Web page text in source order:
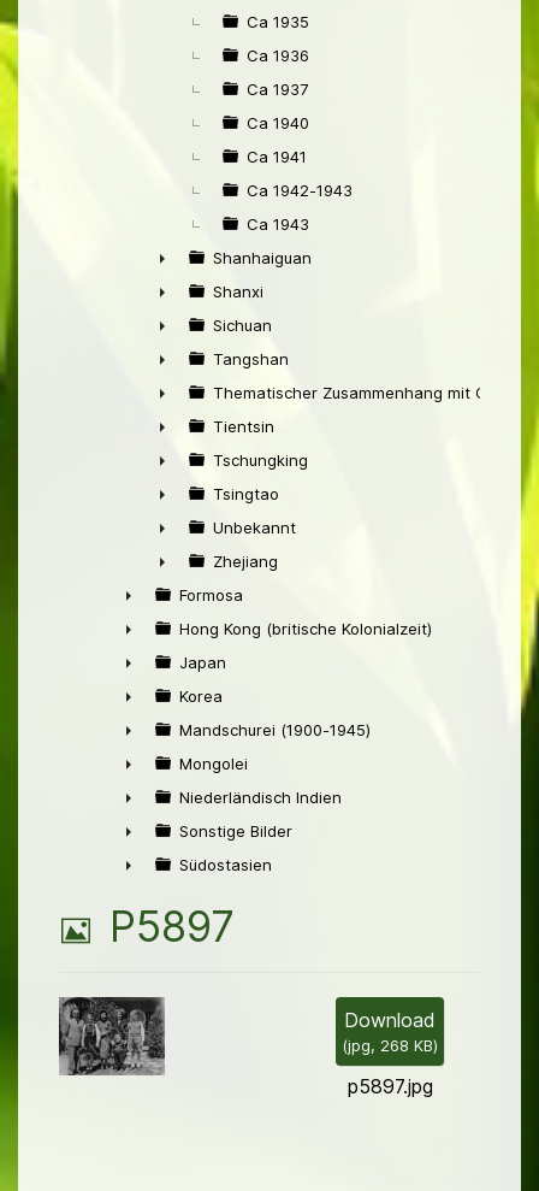
Ca 1935
Ca 1936
Ca 1937
Ca 1940
Ca 1941
Ca 1942-1943
Ca 1943
►
Shanhaiguan
►
Shanxi
►
Sichuan
►
Tangshan
►
Thematischer Zusammenhang mit China
►
Tientsin
►
Tschungking
►
Tsingtao
►
Unbekannt
►
Zhejiang
►
Formosa
►
Hong Kong (britische Kolonialzeit)
►
Japan
►
Korea
►
Mandschurei (1900-1945)
►
Mongolei
►
Niederländisch Indien
►
Sonstige Bilder
Südostasien
B
l
d
P5897
Download
(jpg, 268 KB)
p5897.jpg